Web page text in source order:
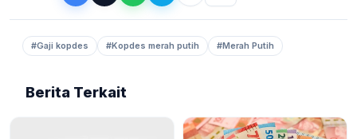
#Gaji kopdes #Kopdes merah putih #Merah Putih
Berita Terkait